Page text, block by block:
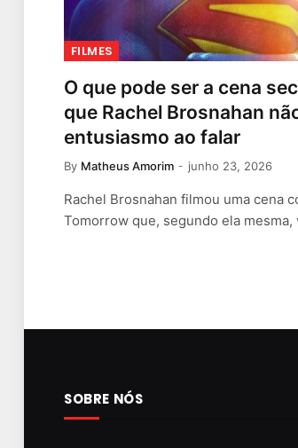
FILMES
O que pode ser a cena
que Rachel Brosnahan
entusiasmo ao falar
By Matheus Amorim junho 23, 2026
Rachel Brosnahan filmou uma cena
Tomorrow que, segundo ela
SOBRE NÓS